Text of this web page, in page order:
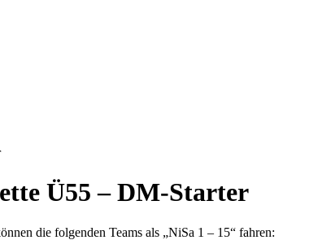
Ü55 – DM-Starter
die folgenden Teams als „NiSa 1 – 15“ fahren: